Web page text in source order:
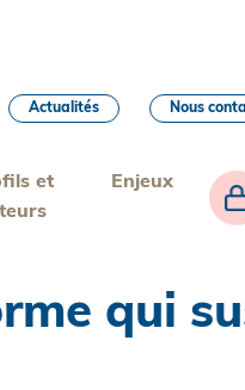
et
Enjeux
Actualités Nous
qui